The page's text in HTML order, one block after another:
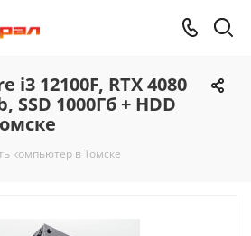
12100F, RTX 4080
SSD 1000Гб + HDD
компьютер в Томске